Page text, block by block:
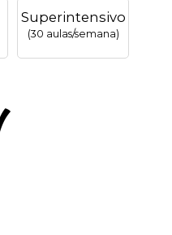
Superintensivo
(30 aulas/semana)